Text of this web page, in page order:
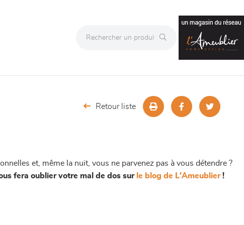
Retour liste
et, même la nuit, vous ne parvenez pas à vous détendre ?
fera oublier votre mal de dos sur le blog de L'Ameublier!